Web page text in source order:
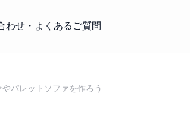
わせ・よくあるご質問
パレットソファを作ろう